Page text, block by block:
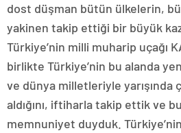
dost düşman bütün ülkelerin,
yakinen takip ettiği bir büyük
Türkiye’nin milli muharip uçağı
birlikte Türkiye’nin bu alanda
ve dünya milletleriyle yarışında
aldığını, iftiharla takip ettik ve
memnuniyet duyduk.